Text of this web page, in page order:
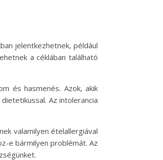
jelentkezhetnek, például
a céklában található
és hasmenés. Azok, akik
Az intolerancia
valamilyen ételallergiával
e bármilyen problémát. Az